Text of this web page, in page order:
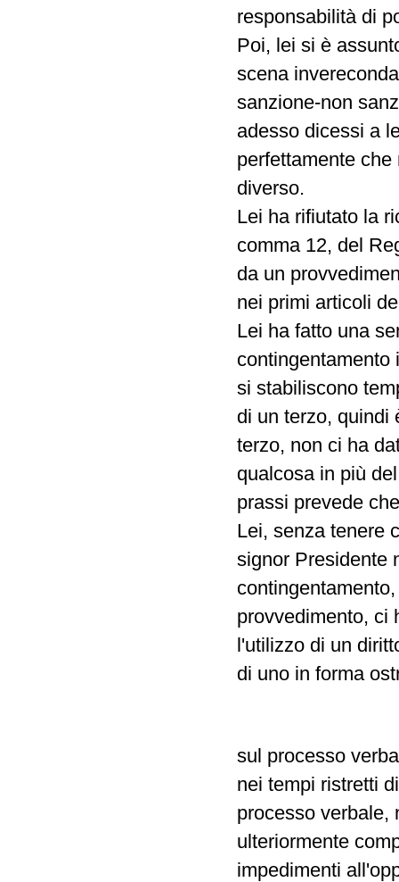
responsabilità di
Poi, lei si è
scena
sanzione-non
adesso dicessi a
perfettamente
diverso.
Lei ha rifiutato la
comma 12, del
da un
nei primi articoli
Lei ha fatto una
contingentamento
si stabiliscono
di un terzo, quindi
terzo, non ci ha
qualcosa in più
prassi prevede
Lei, senza tenere
signor Presidente
provvedimento, ci
l'utilizzo di un
di uno in forma
sul processo
nei tempi ristretti
processo verbale,
ulteriormente
impedimenti